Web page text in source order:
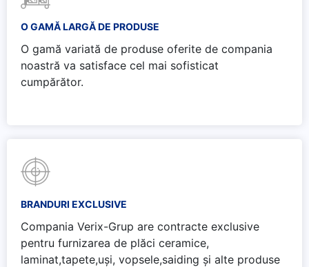
O GAMĂ LARGĂ DE PRODUSE
O gamă variată de produse oferite de compania
noastră va satisface cel mai sofisticat
cumpărător.
BRANDURI EXCLUSIVE
Compania Verix-Grup are contracte exclusive
pentru furnizarea de plăci ceramice,
laminat,tapete,uși, vopsele,saiding și alte produse